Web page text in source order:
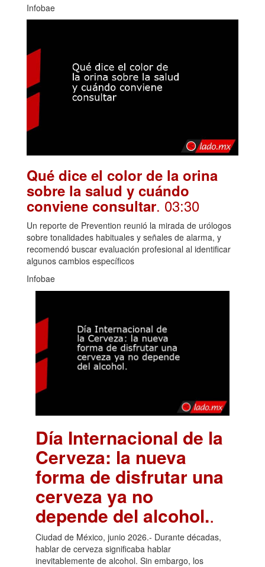
Infobae
Qué dice el color de la orina
sobre la salud y cuándo
conviene consultar. 03:30
Un reporte de Prevention reunió la mirada de urólogos
sobre tonalidades habituales y señales de alarma, y
recomendó buscar evaluación profesional al identificar
algunos cambios específicos
Infobae
Día Internacional de la
Cerveza: la nueva
forma de disfrutar una
cerveza ya no
depende del alcohol..
Ciudad de México, junio 2026.- Durante décadas,
hablar de cerveza significaba hablar
inevitablemente de alcohol. Sin embargo, los